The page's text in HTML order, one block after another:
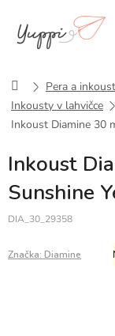
obsah
DomůPera a
Inkousty v lahvičce
Inkoust Diamine 30
Inkoust
Sunshine
DIA_30_29358
Značka: Diamine